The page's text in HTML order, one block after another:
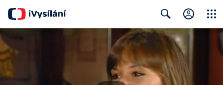
Search